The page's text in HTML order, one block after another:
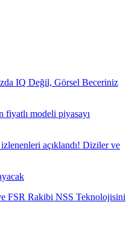
IQ Değil, Görsel Beceriniz
fiyatlı modeli piyasayı
açıklandı! Diziler ve
FSR Rakibi NSS Teknolojisini